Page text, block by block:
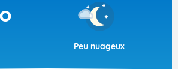
Peu nuageux